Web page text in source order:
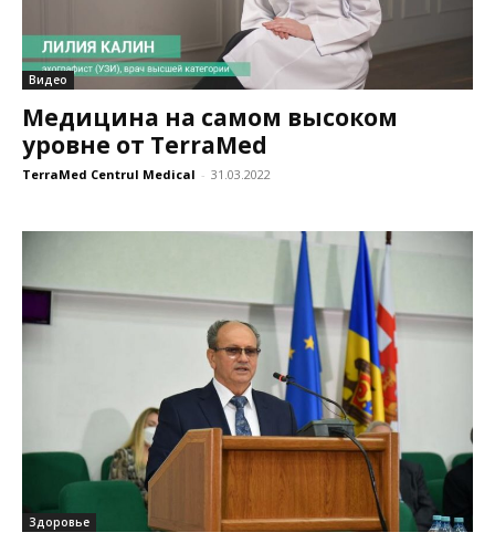
Видео
Медицина на самом высоком
уровне от TerraMed
TerraMed Centrul Medical - 31.03.2022
Здоровье